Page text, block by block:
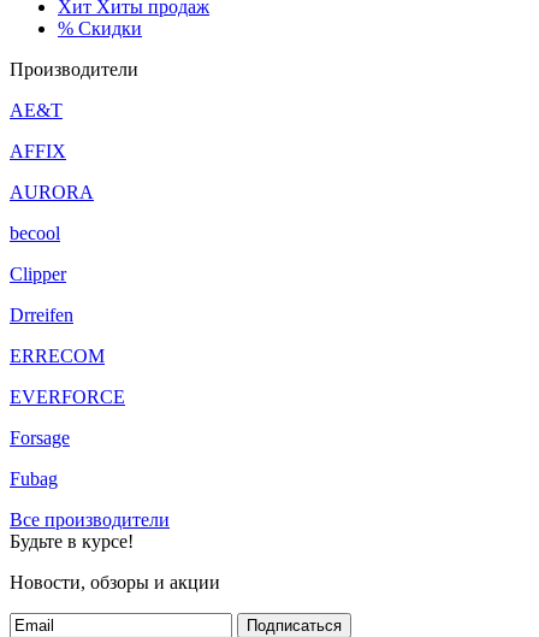
Хит Хиты продаж
% Скидки
Производители
AE&T
AFFIX
AURORA
becool
Clipper
Drreifen
ERRECOM
EVERFORCE
Forsage
Fubag
Все производители
Будьте в курсе!
Новости, обзоры и акции
Подписаться